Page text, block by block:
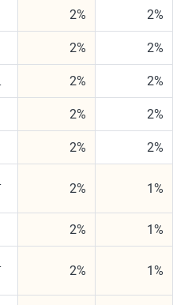
2% 2%
2% 2%
2% 2%
2% 2%
2% 2%
2% 1%
2% 1%
2% 1%